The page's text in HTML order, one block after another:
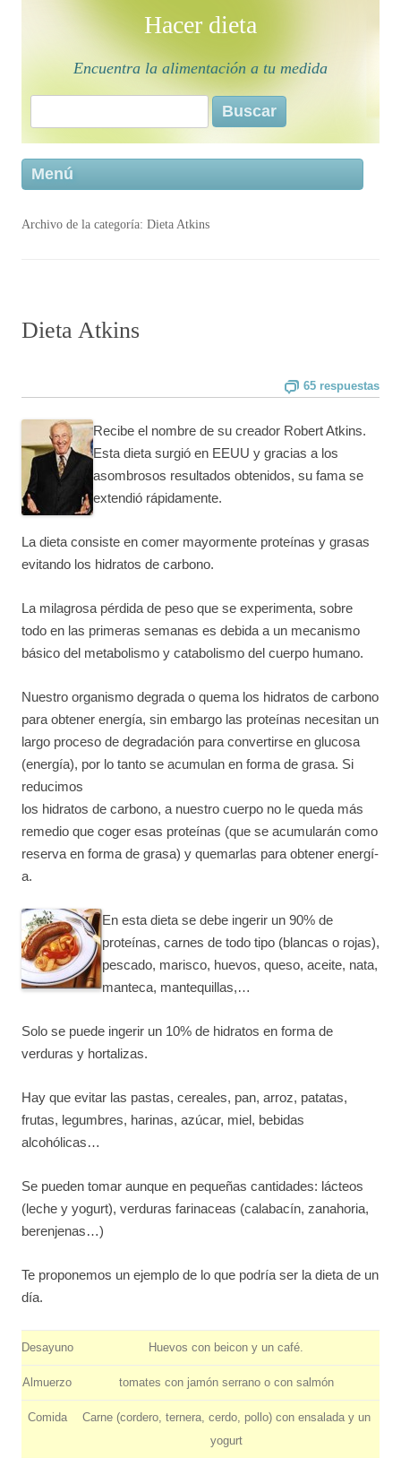
Hacer dieta
Encuentra la alimentación a tu medida
Buscar:
Menú
Archivo de la categoría: Dieta Atkins
Dieta Atkins
65 respuestas
Recibe el nombre de su creador Robert Atkins.
Esta dieta surgió en EEUU y gracias a los
asombrosos resultados obtenidos, su fama se
extendió rápidamente.
La dieta consiste en comer mayormente proteínas y grasas
evitando los hidratos de carbono.
La milagrosa pérdida de peso que se experimenta, sobre
todo en las primeras semanas es debida a un mecanismo
básico del metabolismo y catabolismo del cuerpo humano.
Nuestro organismo degrada o quema los hidratos de carbono
para obtener energí­a, sin embargo las proteínas necesitan un
largo proceso de degradación para convertirse en glucosa
(energí­a), por lo tanto se acumulan en forma de grasa. Si
reducimos
los hidratos de carbono, a nuestro cuerpo no le queda más
remedio que coger esas proteí­nas (que se acumularán como
reserva en forma de grasa) y quemarlas para obtener energí­
a.
En esta dieta se debe ingerir un 90% de
proteínas, carnes de todo tipo (blancas o rojas),
pescado, marisco, huevos, queso, aceite, nata,
manteca, mantequillas,…
Solo se puede ingerir un 10% de hidratos en forma de
verduras y hortalizas.
Hay que evitar las pastas, cereales, pan, arroz, patatas,
frutas, legumbres, harinas, azúcar, miel, bebidas
alcohólicas…
Se pueden tomar aunque en pequeñas cantidades: lácteos
(leche y yogurt), verduras farinaceas (calabacín, zanahoria,
berenjenas…)
Te proponemos un ejemplo de lo que podría ser la dieta de un
día.
Desayuno Huevos con beicon y un café.
Almuerzo tomates con jamón serrano o con salmón
Comida
Carne (cordero, ternera, cerdo, pollo) con ensalada y un
yogurt